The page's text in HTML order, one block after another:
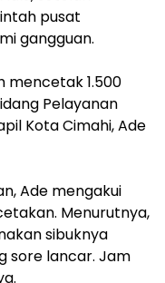
pusat
gangguan.
mencetak 1.500
Pelayanan
Kota Cimahi, Ade
Ade mengakui
Menurutnya,
sibuknya
sore lancar. Jam